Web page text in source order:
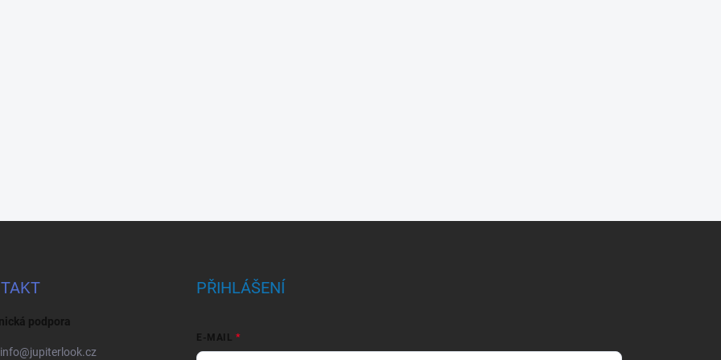
podpora
info@jupiterlook.cz
PŘIHLÁŠENÍ
E-MAIL